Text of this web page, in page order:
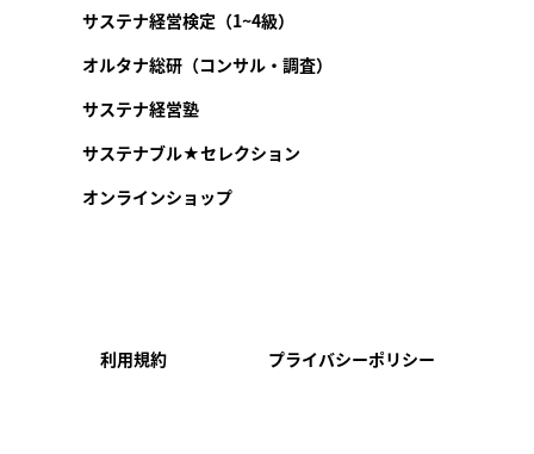
サステナ経営検定（1~4級）
オルタナ総研（コンサル・調査）
サステナ経営塾
サステナブル★セレクション
オンラインショップ
利用規約 プライバシーポリシー